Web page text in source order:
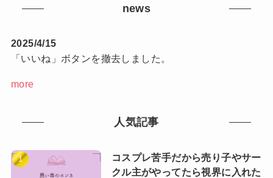
news
2025/4/15
「いいね」ボタンを撤去しました。
more
人気記事
コスプレ苦手だから売り子やサー
クル主がやってたら視界に入れた